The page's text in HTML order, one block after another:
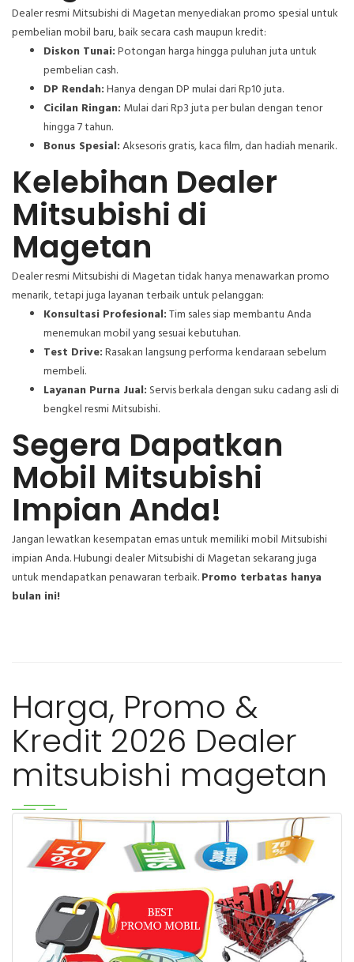
Dealer resmi Mitsubishi di Magetan menyediakan promo spesial untuk
pembelian mobil baru, baik secara cash maupun kredit:
Diskon Tunai:Potongan harga hingga puluhan juta untuk
pembelian cash.
DP Rendah:Hanya dengan DP mulai dari Rp10 juta.
Cicilan Ringan: Mulai dari Rp3 juta per bulan dengan tenor
hingga 7 tahun.
Bonus Spesial:Aksesoris gratis, kaca film, dan hadiah menarik.
Kelebihan Dealer
Mitsubishi di
Magetan
Dealer resmi Mitsubishi di Magetan tidak hanya menawarkan promo
menarik, tetapi juga layanan terbaik untuk pelanggan:
Konsultasi Profesional:Tim sales siap membantu Anda
menemukan mobil yang sesuai kebutuhan.
Test Drive:Rasakan langsung performa kendaraan sebelum
membeli.
Layanan Purna Jual: Servis berkala dengan suku cadang asli di
bengkel resmi Mitsubishi.
Segera Dapatkan
Mobil Mitsubishi
Impian Anda!
Jangan lewatkan kesempatan emas untuk memiliki mobil Mitsubishi
impian Anda. Hubungi dealer Mitsubishi di Magetan sekarang juga
untuk mendapatkan penawaran terbaik.Promo terbatas hanya
bulan ini!
Harga, Promo &
Kredit 2026 Dealer
mitsubishi magetan